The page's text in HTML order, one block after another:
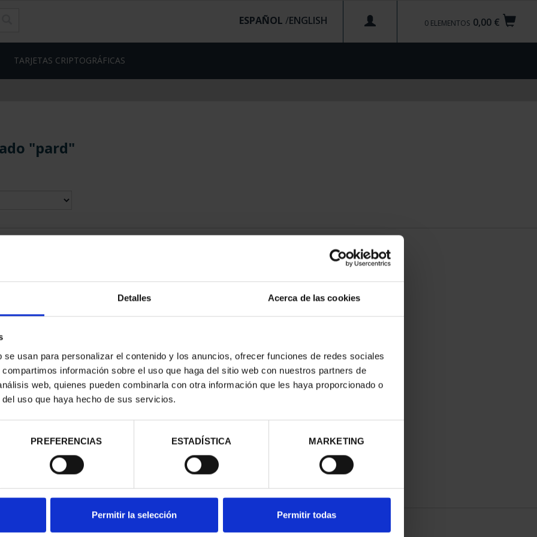
Detalles Acerca de las cookies
usan para personalizar el contenido y los anuncios, ofrecer funciones de redes sociales
información sobre el uso que haga del sitio web con nuestros partners de
web, quienes pueden combinarla con otra información que les haya proporcionado o
uso que haya hecho de sus servicios.
PREFERENCIAS ESTADÍSTICA MARKETING
Permitir la selección Permitir todas
0,00 €
0 ELEMENTOS
ESPAÑOL /
TARJETAS CRIPTOGRÁFICAS
"pard"
LLEGADA A
...